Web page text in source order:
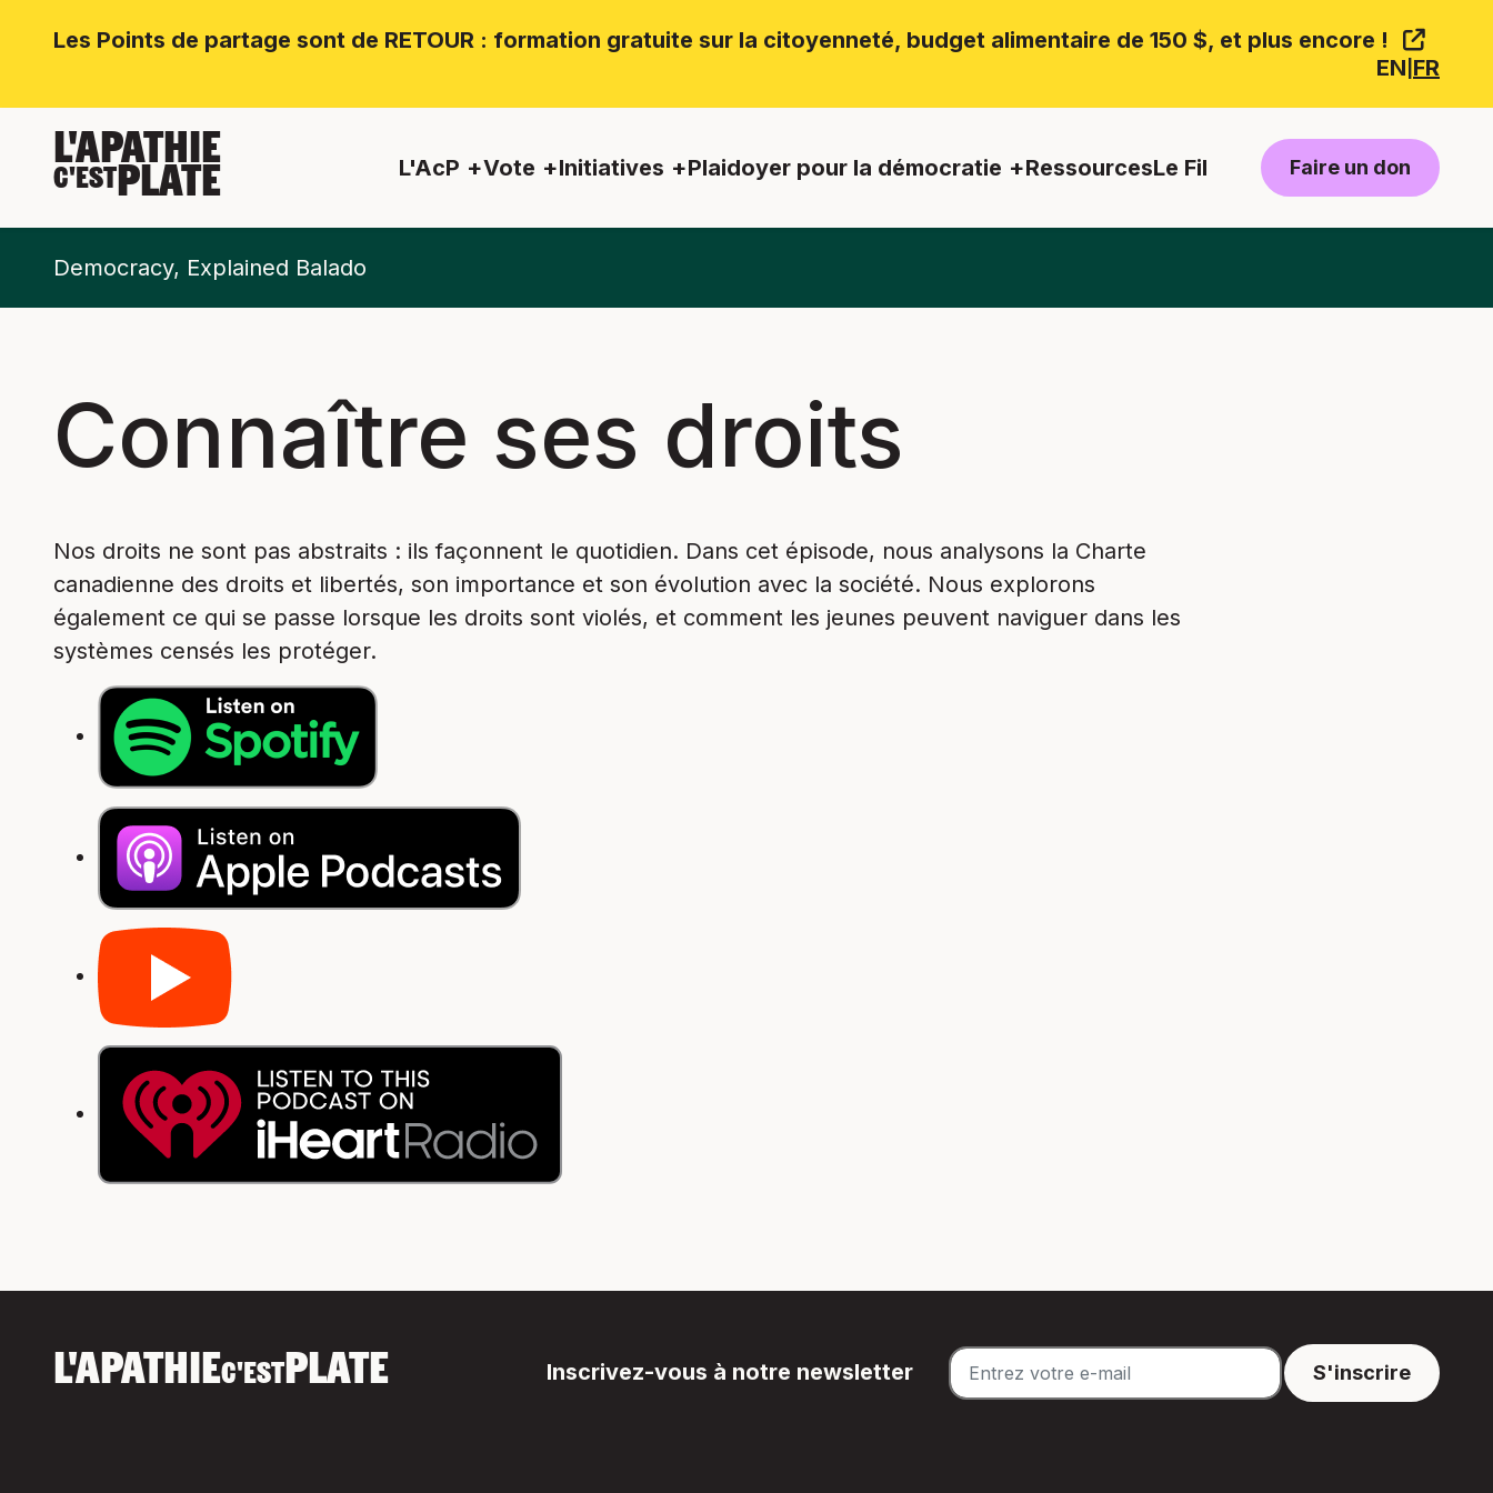
Les Points de partage sont de RETOUR : formation gratuite sur la citoyenneté, budget alimentaire de 150 $, et plus encore !
EN FR
L'APATHIE
C'ESTPLATE L'AcP Vote Initiatives Plaidoyer pour la démocratie RessourcesLe Fil Faire un don
Democracy, Explained Balado
Connaître ses droits
Nos droits ne sont pas abstraits : ils façonnent le quotidien. Dans cet épisode, nous analysons la Charte
canadienne des droits et libertés, son importance et son évolution avec la société. Nous explorons
également ce qui se passe lorsque les droits sont violés, et comment les jeunes peuvent naviguer dans les
systèmes censés les protéger.
L'APATHIEC'ESTPLATE Inscrivez-vous à notre newsletter